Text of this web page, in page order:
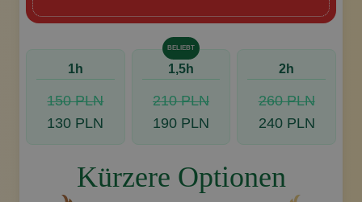
1h
150 PLN
130 PLN
BELIEBT
1,5h
210 PLN
190 PLN
2h
260 PLN
240 PLN
Kürzere Optionen